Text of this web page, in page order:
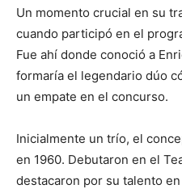
Un momento crucial en su
cuando participó en el
Fue ahí donde conoció a
formaría el legendario dúo
un empate en el concurso.
Inicialmente un trío, el
en 1960. Debutaron en el
destacaron por su talento